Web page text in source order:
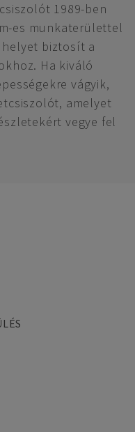
1989-ben
es munkaterülettel
biztosít a
Ha kiváló
vágyik,
amelyet
vegye fel